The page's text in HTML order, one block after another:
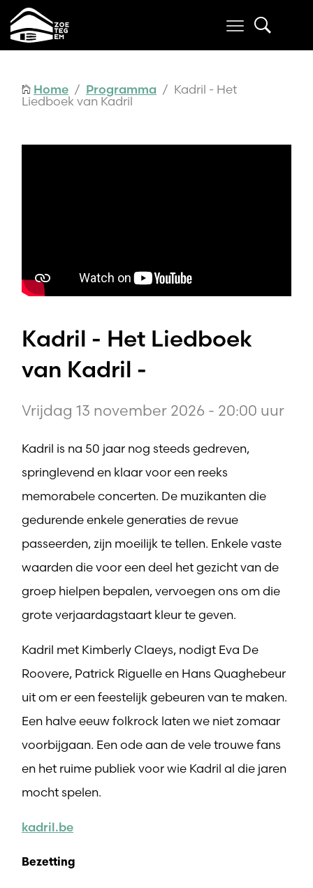
Home / Programma / Kadril - Het
Liedboek van Kadril
Kadril - Het Liedboek
van Kadril -
Vrijdag 13 november 2026 - 20:00 uur
Kadril is na 50 jaar nog steeds gedreven,
springlevend en klaar voor een reeks
memorabele concerten. De muzikanten die
gedurende enkele generaties de revue
passeerden, zijn moeilijk te tellen. Enkele vaste
waarden die voor een deel het gezicht van de
groep hielpen bepalen, vervoegen ons om die
grote verjaardagstaart kleur te geven.
Kadril met Kimberly Claeys, nodigt Eva De
Roovere, Patrick Riguelle en Hans Quaghebeur
uit om er een feestelijk gebeuren van te maken.
Een halve eeuw folkrock laten we niet zomaar
voorbijgaan. Een ode aan de vele trouwe fans
en het ruime publiek voor wie Kadril al die jaren
mocht spelen.
kadril.be
Bezetting